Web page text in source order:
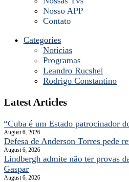
Nosso APP
Contato
Categories
Noticias
Programas
Leandro Rucshel
Rodrigo Constantino
Latest Articles
“Cuba é um Estado patrocinador
August 6, 2026
Defesa de Anderson Torres pede
August 6, 2026
Lindbergh admite não ter provas
Gaspar
August 6, 2026